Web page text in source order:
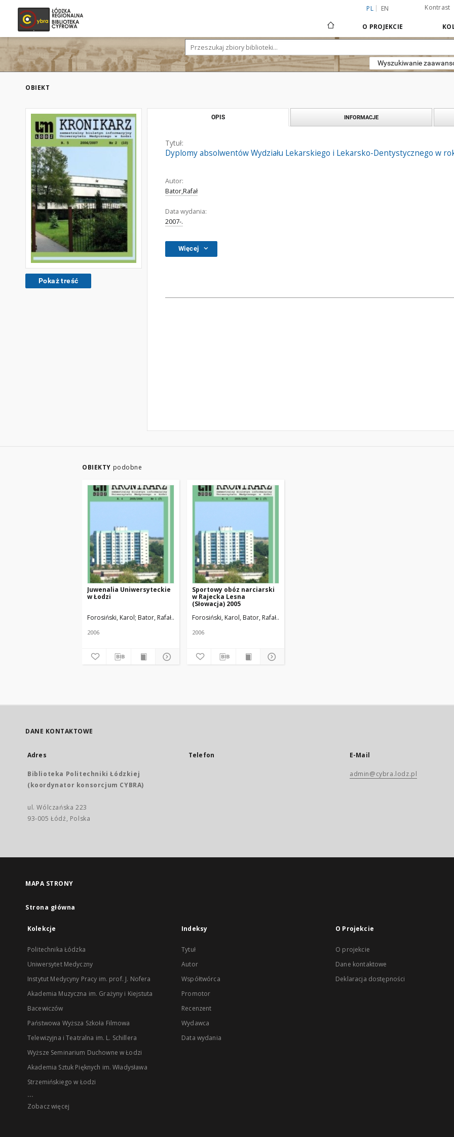
PL EN Kontrast
O PROJEKCIE
Wyszukiwanie
OBIEKT
Pokaż treść
OPIS INFORMACJE
Tytuł:
Dyplomy absolwentów Wydziału Lekarskiego i Lekarsko-Dentystycznego w
Autor:
Bator,Rafał
Data wydania:
2007-.
Więcej
OBIEKTY podobne
Juwenalia Uniwersyteckie
w Łodzi
Forosiński, Karol; Bator, Rafał Żmuda, Ryszard. Red. nacz.
2006
Sportowy obóz narciarski
w Rajecka Lesna
(Słowacja) 2005
Forosiński, Karol, Bator, Rafał
2006
DANE KONTAKTOWE
Adres
Biblioteka Politechniki Łódzkiej
(koordynator konsorcjum CYBRA)
ul. Wólczańska 223
93-005 Łódź, Polska
Telefon E-Mail
admin@cybra.lodz.pl
MAPA STRONY
Strona główna
Kolekcje
Politechnika Łódzka
Uniwersytet Medyczny
Instytut Medycyny Pracy im. prof. J. Nofera
Akademia Muzyczna im. Grażyny i Kiejstuta
Bacewiczów
Państwowa Wyższa Szkoła Filmowa
Telewizyjna i Teatralna im. L. Schillera
Wyższe Seminarium Duchowne w Łodzi
Akademia Sztuk Pięknych im. Władysława
Strzemińskiego w Łodzi
...
Zobacz więcej
Indeksy
Tytuł
Autor
Współtwórca
Promotor
Recenzent
Wydawca
Data wydania
O Projekcie
O projekcie
Dane kontaktowe
Deklaracja dostępności